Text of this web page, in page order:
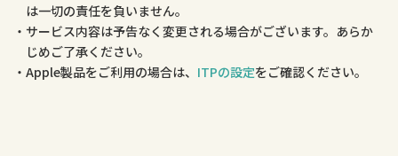
は一切の責任を負いません。
サービス内容は予告なく変更される場合がございます。あらか
じめご了承ください。
Apple製品をご利用の場合は、 ITPの設定をご確認ください。